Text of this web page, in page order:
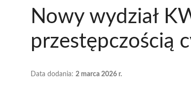
Nowy wydział
przestępczością
Data dodania: 2 marca 2026 r.